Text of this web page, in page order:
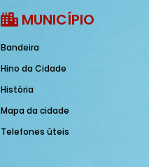
MUNICÍPIO
Bandeira
Hino da Cidade
História
Mapa da cidade
Telefones úteis